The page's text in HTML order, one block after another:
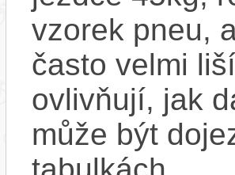
vzorek pneu,
často velmi
ovlivňují, jak
může být